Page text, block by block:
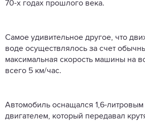
70-х годах прошлого века.
Самое удивительное другое, что
воде осуществлялось за счет
максимальная скорость машины на
всего 5 км/час.
Автомобиль оснащался 1,6-
двигателем, который передавал